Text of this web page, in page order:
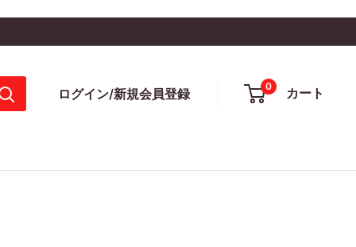
ログイン/新規会員登録 0 カート